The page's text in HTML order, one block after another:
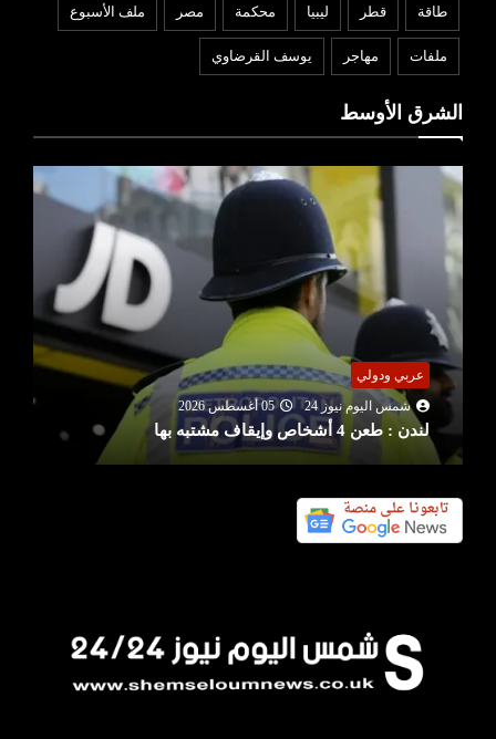
طاقة قطر ليبيا محكمة مصر ملف الأسبوع
ملفات مهاجر يوسف القرضاوي
الشرق الأوسط
عربي ودولي
شمس اليوم نيوز 24
05 أغسطس 2026
لندن : طعن 4 أشخاص وإيقاف مشتبه بها